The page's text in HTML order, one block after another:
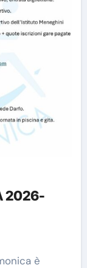
2026-